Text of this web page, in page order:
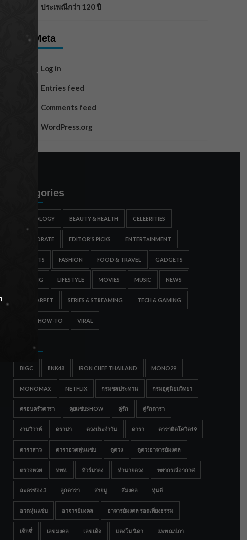
ประเพณีกว่า 120 ปี
Meta
Log in
Entries feed
Comments feed
WordPress.org
Categories
ASTROLOGY BEAUTY & HEALTH CELEBRITIES
CORPORATE EDITOR'S PICKS ENTERTAINMENT
ESPORTS FASHION FOOD & TRAVEL GADGETS
GAMING LIFESTYLE MOVIES MUSIC NEWS
RED CARPET SERIES & STREAMING TECH & GAMING
TIPS & HOW-TO VIRAL
BIGC BNK48 IRON CHEF THAILAND MONO29
MONOMAX NETFLIX กรมชลประทาน กรมอุตุนิยมวิทยา
ครอบครัวดารา คุยแซ่บSHOW คู่รัก คู่รักดารา
งานวิวาห์ ดราม่า ดวงประจำวัน ดารา ดาราติดโควิด19
ดาราสาว ดาราอวดหุ่นแซ่บ ดูดวง ดูดวงอาจารย์มงคล
ตรวจหวย ททท. ทัวร์มาลง ทำนายดวง พยากรณ์อากาศ
ละครช่อง 3 ลูกดารา สายมู สีมงคล หุ่นดี
อวดหุ่นแซ่บ อาจารย์มงคล อาจารย์มงคล รอดเที่ยงธรรม
เซ็กซี่ เลขมงคล เลขเด็ด แตงโม นิดา แพท ณปภา